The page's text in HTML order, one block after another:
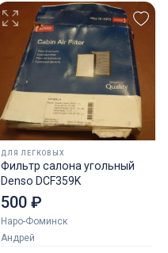
ДЛЯ ЛЕГКОВЫХ
Фильтр салона угольный
Denso DCF359K
500 ₽
Наро-Фоминск
Андрей